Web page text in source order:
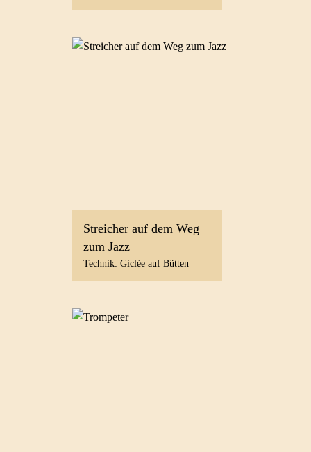
Streicher auf dem Weg
zum Jazz
Technik: Giclée auf Bütten